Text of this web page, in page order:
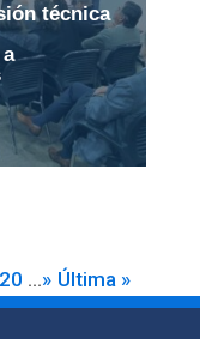
técnica
20 ...» Última »